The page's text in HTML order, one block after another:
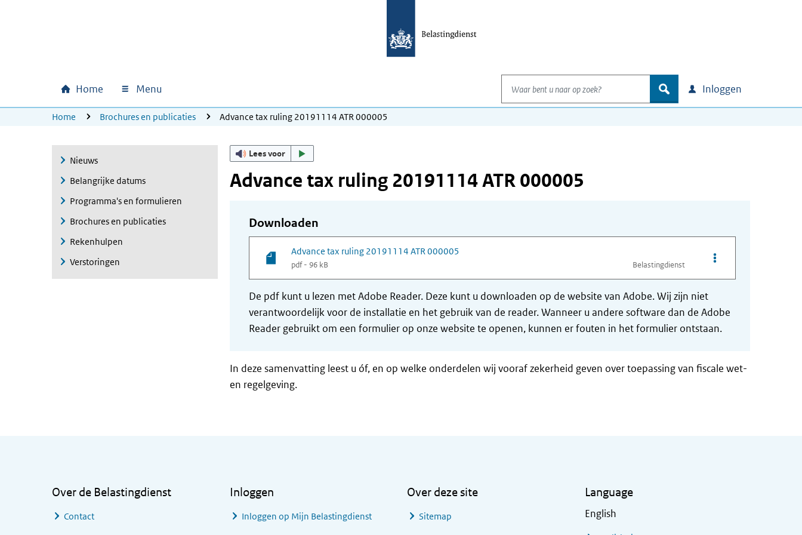
Hoofdnavigatie
Home Menu
Waar bent u naar op zoek?
zoek Inloggen
U bevindt zich hier:
Home Brochures en publicaties Advance tax ruling 20191114 ATR 000005
Nieuws
Belangrijke datums
Programma's en formulieren
Brochures en publicaties
Rekenhulpen
Verstoringen
Lees voor
Advance tax ruling 20191114 ATR 000005
Downloaden
Advance tax ruling 20191114 ATR 000005
pdf - 96 kB Belastingdienst
Opties van bestand
De pdf kunt u lezen met Adobe Reader. Deze kunt u downloaden op de website van Adobe. Wij zijn niet
verantwoordelijk voor de installatie en het gebruik van de reader. Wanneer u andere software dan de Adobe
Reader gebruikt om een formulier op onze website te openen, kunnen er fouten in het formulier ontstaan.
In deze samenvatting leest u óf, en op welke onderdelen wij vooraf zekerheid geven over toepassing van fiscale wet-
en regelgeving.
Over de Belastingdienst
Contact
Inloggen
Inloggen op Mijn Belastingdienst
Over deze site
Sitemap
Language
English